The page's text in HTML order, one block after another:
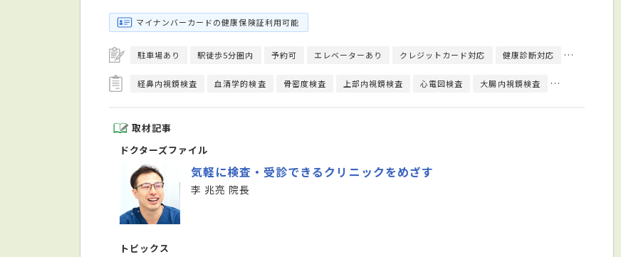
マイナンバーカードの健康保険証利用可能
駐車場あり 駅徒歩5分圏内 予約可 エレベーターあり クレジットカード対応 健康診断対応 日本内科学
経鼻内視鏡検査 血清学的検査 骨密度検査 上部内視鏡検査 心電図検査 大腸内視鏡検査 超音波検査
取材記事
ドクターズファイル
気軽に検査・受診できるクリニックをめざす
李 兆亮 院長
トピックス